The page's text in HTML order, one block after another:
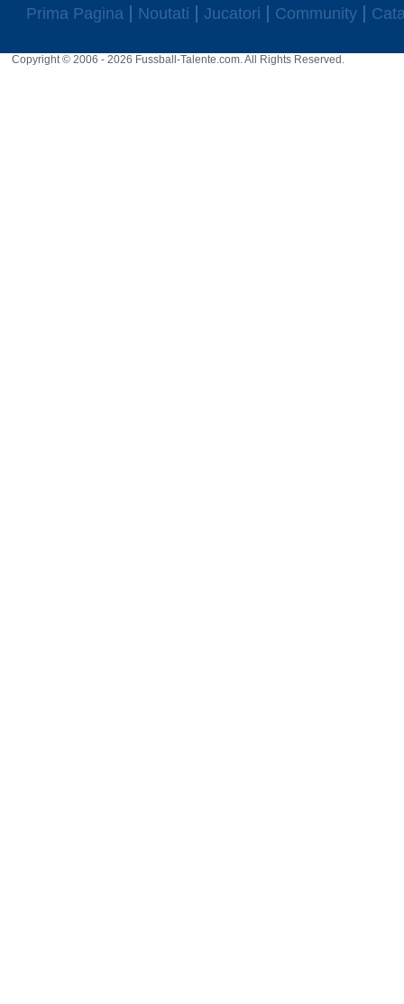
Prima Pagina Noutati Jucatori Community
Copyright © 2006 - 2026 Fussball-Talente.com. All Rights Reserved.